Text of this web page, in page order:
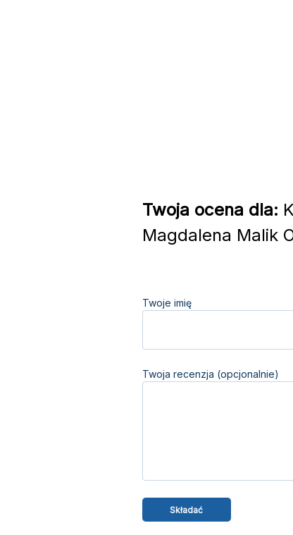
Twoja ocena dla:
Magdalena Malik
Twoje imię
Twoja recenzja (opcjonalnie)